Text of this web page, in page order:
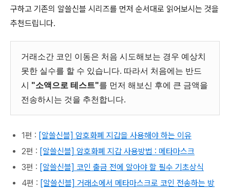
구하고 기존의 알쓸신블 시리즈를 먼저 순서대로 읽어보시는 것을
추천드립니다.
거래소간 코인 이동은 처음 시도해보는 경우 예상치
못한 실수를 할 수 있습니다. 따라서 처음에는 반드
시 "소액으로 테스트"를 먼저 해보신 후에 큰 금액을
전송하시는 것을 추천합니다.
1편 : [알쓸신블] 암호화폐 지갑을 사용해야 하는 이유
2편 : [알쓸신블] 암호화폐 지갑 사용방법 : 메타마스크
3편 : [알쓸신블] 코인 출금 전에 알아야 할 필수 기초상식
4편 : [알쓸신블] 거래소에서 메타마스크로 코인 전송하는 방